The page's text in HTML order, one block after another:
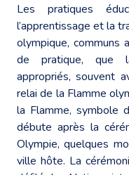
Les pratiques
l’apprentissage et la
olympique, communs
de pratique, que
appropriés, souvent
relai de la Flamme
la Flamme, symbole
débute après la
Olympie, quelques
ville hôte. La